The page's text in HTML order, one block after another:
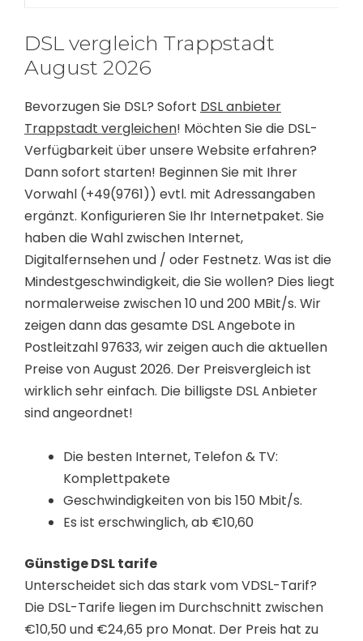
DSL vergleich Trappstadt
August 2026
Bevorzugen Sie DSL? Sofort DSL anbieter
Trappstadt vergleichen! Möchten Sie die DSL-
Verfügbarkeit über unsere Website erfahren?
Dann sofort starten! Beginnen Sie mit Ihrer
Vorwahl (+49(9761)) evtl. mit Adressangaben
ergänzt. Konfigurieren Sie Ihr Internetpaket. Sie
haben die Wahl zwischen Internet,
Digitalfernsehen und / oder Festnetz. Was ist die
Mindestgeschwindigkeit, die Sie wollen? Dies liegt
normalerweise zwischen 10 und 200 MBit/s. Wir
zeigen dann das gesamte DSL Angebote in
Postleitzahl 97633, wir zeigen auch die aktuellen
Preise von August 2026. Der Preisvergleich ist
wirklich sehr einfach. Die billigste DSL Anbieter
sind angeordnet!
Die besten Internet, Telefon & TV:
Komplettpakete
Geschwindigkeiten von bis 150 Mbit/s.
Es ist erschwinglich, ab €10,60
Günstige DSL tarife
Unterscheidet sich das stark vom VDSL-Tarif?
Die DSL-Tarife liegen im Durchschnitt zwischen
€10,50 und €24,65 pro Monat. Der Preis hat zu